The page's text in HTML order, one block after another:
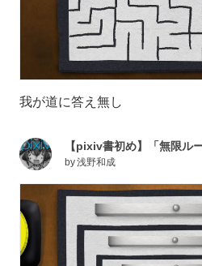
我が道に答え無し
【pixiv書初め】「無限ル
by浅野和成